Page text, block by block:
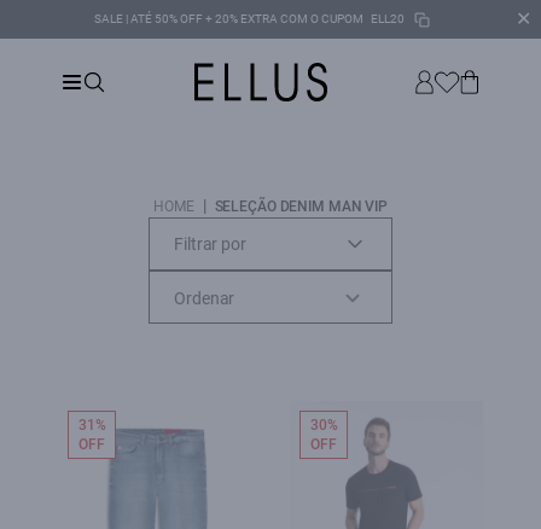
SALE | ATÉ 50% OFF + 20% EXTRA COM O CUPOM ELL20 ✕
HOME | SELEÇÃO DENIM MAN VIP
Filtrar por
31%
OFF
30%
OFF